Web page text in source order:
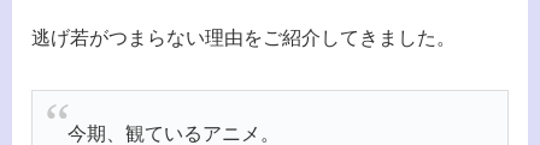
逃げ若がつまらない理由をご紹介してきました。
今期、観ているアニメ。